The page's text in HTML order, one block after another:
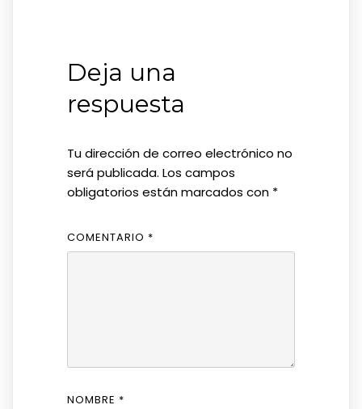
Deja una
respuesta
Tu dirección de correo electrónico no
será publicada. Los campos
obligatorios están marcados con *
COMENTARIO *
NOMBRE *